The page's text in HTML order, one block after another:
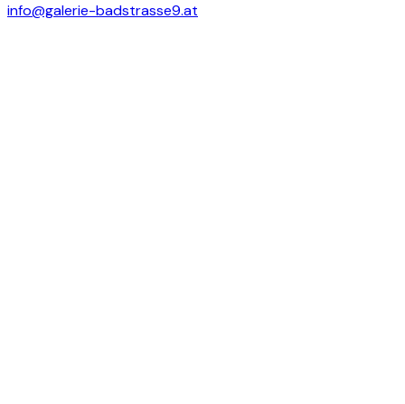
info@galerie-badstrasse9.at